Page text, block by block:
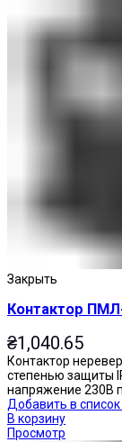
Закрыть
Контактор
₴1,040.65
Контактор
степенью защиты
напряжение 230В
Добавить в
В корзину
Просмотр